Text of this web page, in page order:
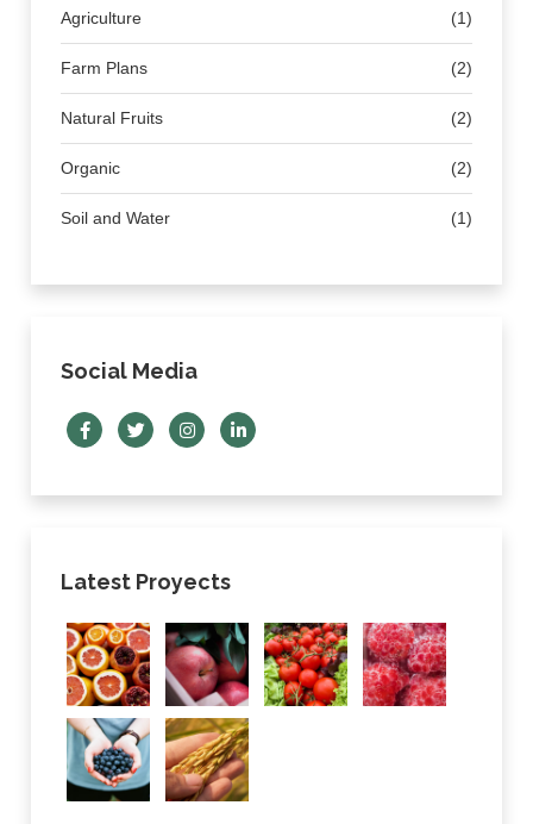
Agriculture (1)
Farm Plans (2)
Natural Fruits (2)
Organic (2)
Soil and Water (1)
Social Media
Latest Proyects